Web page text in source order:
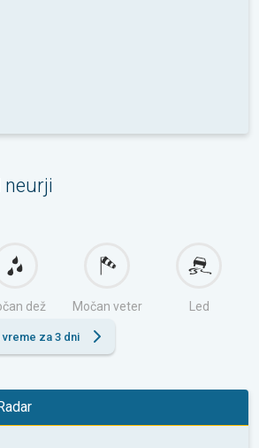
neurji
dež Močan veter Led
za 3 dni